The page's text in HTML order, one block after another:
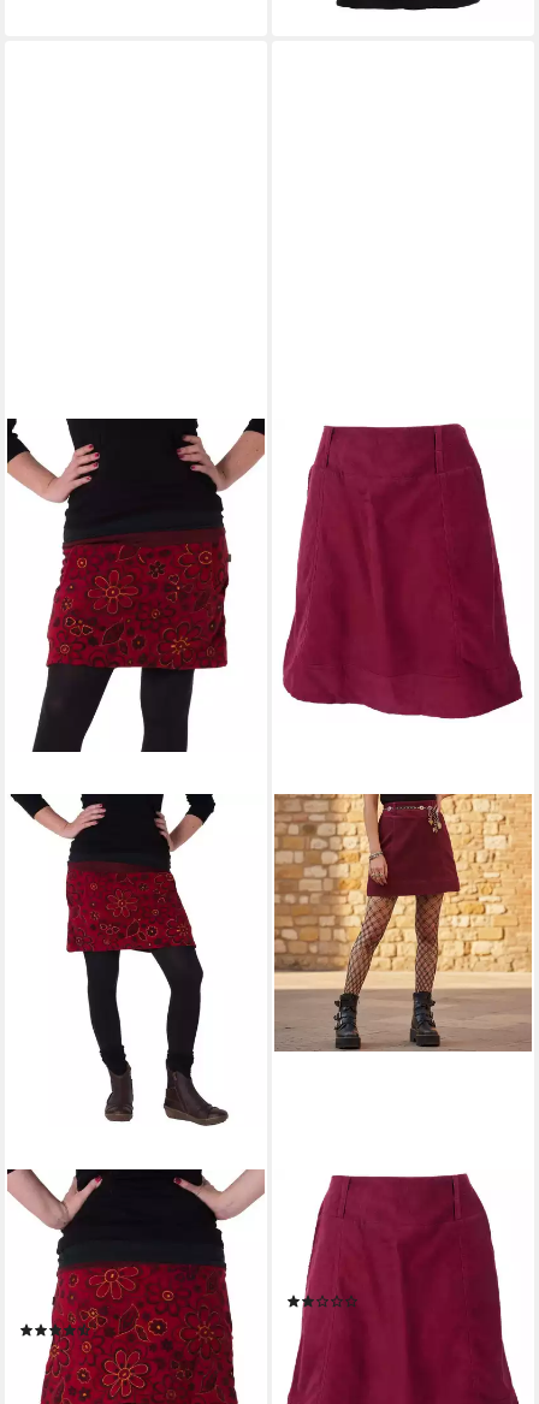
VISHES
A-Linien-Rock Vishes Warmer
Fleece Rock mit aufgestickten
Blumen Cacheur, Elfen, Boho,
Hippie Style
(4)
52,95 €
lieferbar - in 5-6 Werktagen bei dir
GURU-SHOP
Minirock Kurzer Cordrock,
Minirock mit Taschen -
weinrot alternative Bekleidung
38,90 €
lieferbar - in 2-3 Werktagen bei dir